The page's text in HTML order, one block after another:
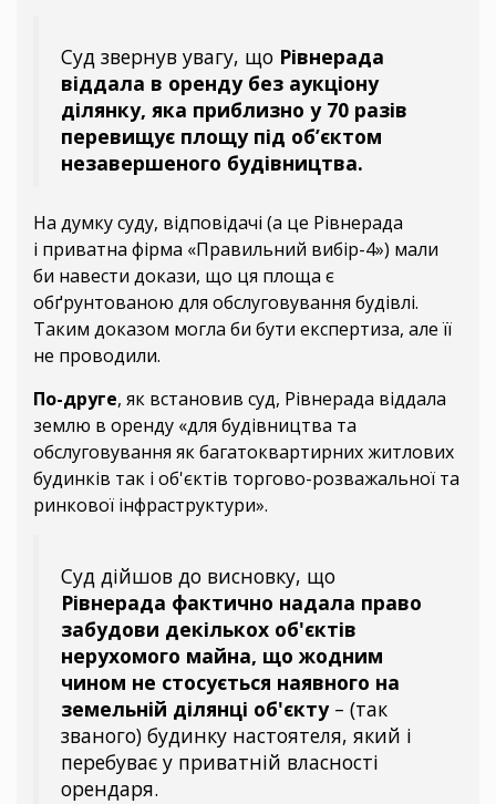
Суд звернув увагу, що Рівнерада
віддала в оренду без аукціону
ділянку, яка приблизно у 70 разів
перевищує площу під об’єктом
незавершеного будівництва.
На думку суду, відповідачі (а це Рівнерада
і приватна фірма «Правильний вибір-4») мали
би навести докази, що ця площа є
обґрунтованою для обслуговування будівлі.
Таким доказом могла би бути експертиза, але її
не проводили.
По-друге, як встановив суд, Рівнерада віддала
землю в оренду «для будівництва та
обслуговування як багатоквартирних житлових
будинків так і об'єктів торгово-розважальної та
ринкової інфраструктури».
Суд дійшов до висновку, що
Рівнерада фактично надала право
забудови декількох об'єктів
нерухомого майна, що жодним
чином не стосується наявного на
земельній ділянці об'єкту– (так
званого) будинку настоятеля, який і
перебуває у приватній власності
орендаря.